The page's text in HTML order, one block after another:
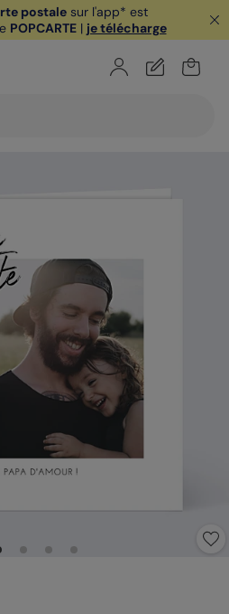
postale sur l'app* est
POPCARTE| je télécharge